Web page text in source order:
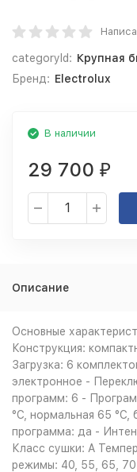
categoryId: Крупная
Бренд: Electrolux
В наличии
29 700 ₽
Описание
Основные
Конструкция:
Загрузка: 6
электронное -
программ: 6 -
°С, нормальная 65
программа: да -
Класс сушки: A
режимы: 40, 55, 65, 70